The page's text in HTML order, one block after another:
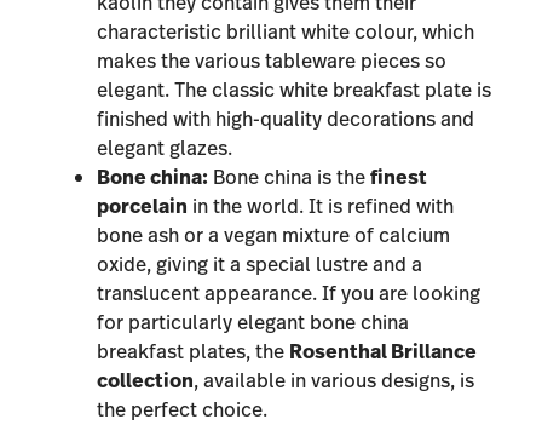
characteristic brilliant white colour, which
makes the various tableware pieces so
elegant. The classic white breakfast plate is
finished with high-quality decorations and
elegant glazes.
Bone china: Bone china is thefinest
porcelain in the world. It is refined with
bone ash or a vegan mixture of calcium
oxide, giving it a special lustre and a
translucent appearance. If you are looking
for particularly elegant bone china
breakfast plates, the Rosenthal Brillance
collection, available in various designs, is
the perfect choice.